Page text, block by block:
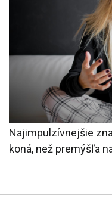
Najimpulzívnejšie
koná, než premýšľa